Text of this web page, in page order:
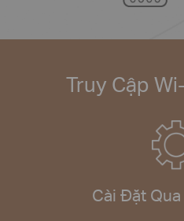
Truy Cập
Cài Đặt